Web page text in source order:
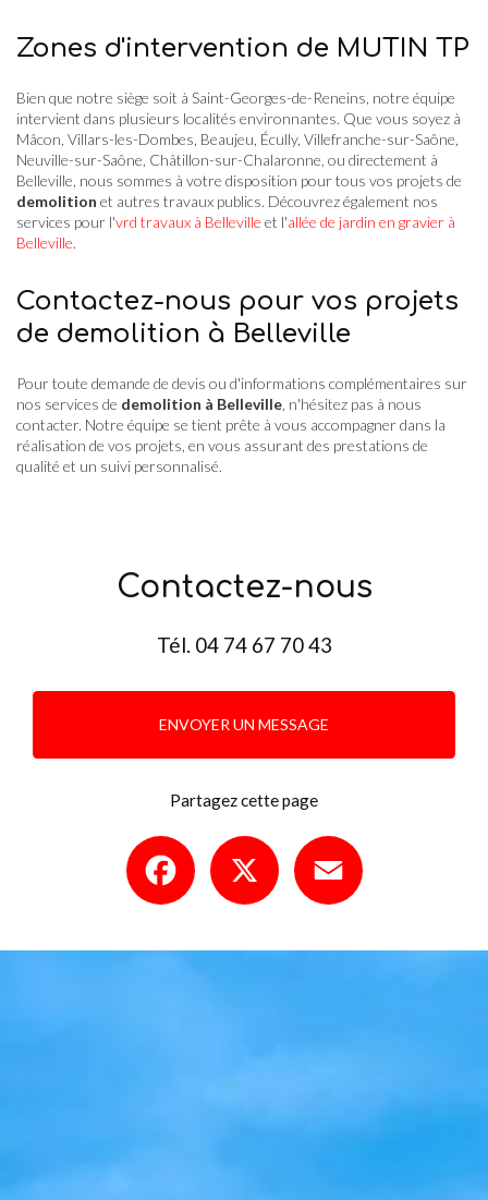
Zones d'intervention de MUTIN TP
Bien que notre siège soit à Saint-Georges-de-Reneins, notre équipe
intervient dans plusieurs localités environnantes. Que vous soyez à
Mâcon, Villars-les-Dombes, Beaujeu, Écully, Villefranche-sur-Saône,
Neuville-sur-Saône, Châtillon-sur-Chalaronne, ou directement à
Belleville, nous sommes à votre disposition pour tous vos projets de
demolition et autres travaux publics. Découvrez également nos
services pour l'vrd travaux à Belleville et l'allée de jardin en gravier à
Belleville.
Contactez-nous pour vos projets
de demolition à Belleville
Pour toute demande de devis ou d'informations complémentaires sur
nos services de demolition à Belleville , n'hésitez pas à nous
contacter. Notre équipe se tient prête à vous accompagner dans la
réalisation de vos projets, en vous assurant des prestations de
qualité et un suivi personnalisé.
Contactez-nous
Tél. 04 74 67 70 43
ENVOYER UN MESSAGE
Partagez cette page
Facebook